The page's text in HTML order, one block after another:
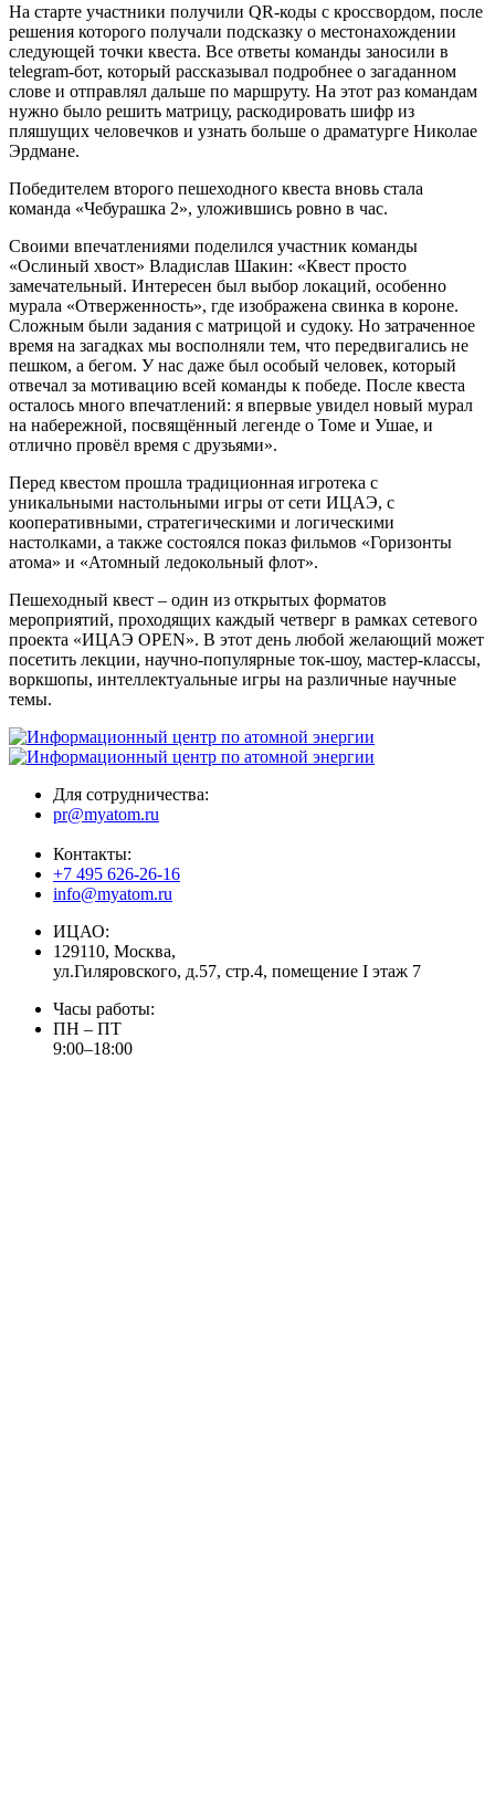
На старте участники получили QR-коды с кроссвордом, после
решения которого получали подсказку о местонахождении
следующей точки квеста. Все ответы команды заносили в
telegram-бот, который рассказывал подробнее о загаданном
слове и отправлял дальше по маршруту. На этот раз командам
нужно было решить матрицу, раскодировать шифр из
пляшущих человечков и узнать больше о драматурге Николае
Эрдмане.
Победителем второго пешеходного квеста вновь стала
команда «Чебурашка 2», уложившись ровно в час.
Своими впечатлениями поделился участник команды
«Ослиный хвост» Владислав Шакин: «Квест просто
замечательный. Интересен был выбор локаций, особенно
мурала «Отверженность», где изображена свинка в короне.
Сложным были задания с матрицой и судоку. Но затраченное
время на загадках мы восполняли тем, что передвигались не
пешком, а бегом. У нас даже был особый человек, который
отвечал за мотивацию всей команды к победе. После квеста
осталось много впечатлений: я впервые увидел новый мурал
на набережной, посвящённый легенде о Томе и Ушае, и
отлично провёл время с друзьями».
Перед квестом прошла традиционная игротека с
уникальными настольными игры от сети ИЦАЭ, с
кооперативными, стратегическими и логическими
настолками, а также состоялся показ фильмов «Горизонты
атома» и «Атомный ледокольный флот».
Пешеходный квест – один из открытых форматов
мероприятий, проходящих каждый четверг в рамках сетевого
проекта «ИЦАЭ OPEN». В этот день любой желающий может
посетить лекции, научно-популярные ток-шоу, мастер-классы,
воркшопы, интеллектуальные игры на различные научные
темы.
Для сотрудничества:
pr@myatom.ru
Контакты:
+7 495 626-26-16
info@myatom.ru
ИЦАО:
129110, Москва,
ул.Гиляровского, д.57, стр.4, помещение I этаж 7
Часы работы:
ПН – ПТ
9:00–18:00